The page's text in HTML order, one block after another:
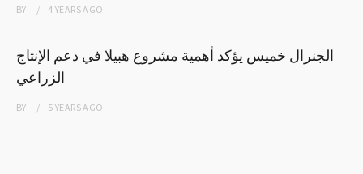
BY 4 YEARSAGO
الجنرال خميس يؤكد أهمية مشروع هبيلا في دعم الإنتاج
الزراعي
BY 5 YEARSAGO